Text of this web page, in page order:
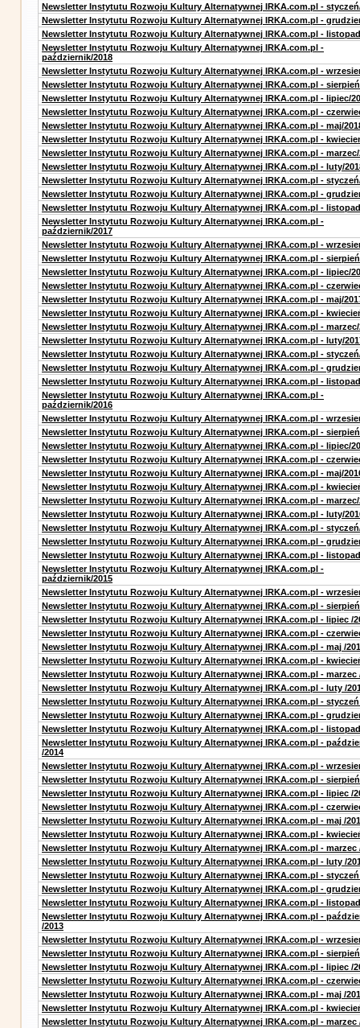
Newsletter Instytutu Rozwoju Kultury Alternatywnej IRKA.com.pl -
Newsletter Instytutu Rozwoju Kultury Alternatywnej IRKA.com.pl -
Newsletter Instytutu Rozwoju Kultury Alternatywnej IRKA.com.pl -
Newsletter Instytutu Rozwoju Kultury Alternatywnej IRKA.com.pl -
październik/2018
Newsletter Instytutu Rozwoju Kultury Alternatywnej IRKA.com.pl -
Newsletter Instytutu Rozwoju Kultury Alternatywnej IRKA.com.pl -
Newsletter Instytutu Rozwoju Kultury Alternatywnej IRKA.com.pl - lipiec/
Newsletter Instytutu Rozwoju Kultury Alternatywnej IRKA.com.pl -
Newsletter Instytutu Rozwoju Kultury Alternatywnej IRKA.com.pl - maj/
Newsletter Instytutu Rozwoju Kultury Alternatywnej IRKA.com.pl -
Newsletter Instytutu Rozwoju Kultury Alternatywnej IRKA.com.pl - marzec/
Newsletter Instytutu Rozwoju Kultury Alternatywnej IRKA.com.pl - luty/
Newsletter Instytutu Rozwoju Kultury Alternatywnej IRKA.com.pl -
Newsletter Instytutu Rozwoju Kultury Alternatywnej IRKA.com.pl -
Newsletter Instytutu Rozwoju Kultury Alternatywnej IRKA.com.pl -
Newsletter Instytutu Rozwoju Kultury Alternatywnej IRKA.com.pl -
październik/2017
Newsletter Instytutu Rozwoju Kultury Alternatywnej IRKA.com.pl -
Newsletter Instytutu Rozwoju Kultury Alternatywnej IRKA.com.pl -
Newsletter Instytutu Rozwoju Kultury Alternatywnej IRKA.com.pl - lipiec/
Newsletter Instytutu Rozwoju Kultury Alternatywnej IRKA.com.pl -
Newsletter Instytutu Rozwoju Kultury Alternatywnej IRKA.com.pl - maj/
Newsletter Instytutu Rozwoju Kultury Alternatywnej IRKA.com.pl -
Newsletter Instytutu Rozwoju Kultury Alternatywnej IRKA.com.pl - marzec/
Newsletter Instytutu Rozwoju Kultury Alternatywnej IRKA.com.pl - luty/
Newsletter Instytutu Rozwoju Kultury Alternatywnej IRKA.com.pl -
Newsletter Instytutu Rozwoju Kultury Alternatywnej IRKA.com.pl -
Newsletter Instytutu Rozwoju Kultury Alternatywnej IRKA.com.pl -
Newsletter Instytutu Rozwoju Kultury Alternatywnej IRKA.com.pl -
październik/2016
Newsletter Instytutu Rozwoju Kultury Alternatywnej IRKA.com.pl -
Newsletter Instytutu Rozwoju Kultury Alternatywnej IRKA.com.pl -
Newsletter Instytutu Rozwoju Kultury Alternatywnej IRKA.com.pl - lipiec/
Newsletter Instytutu Rozwoju Kultury Alternatywnej IRKA.com.pl -
Newsletter Instytutu Rozwoju Kultury Alternatywnej IRKA.com.pl - maj/
Newsletter Instytutu Rozwoju Kultury Alternatywnej IRKA.com.pl -
Newsletter Instytutu Rozwoju Kultury Alternatywnej IRKA.com.pl - marzec/
Newsletter Instytutu Rozwoju Kultury Alternatywnej IRKA.com.pl - luty/
Newsletter Instytutu Rozwoju Kultury Alternatywnej IRKA.com.pl -
Newsletter Instytutu Rozwoju Kultury Alternatywnej IRKA.com.pl -
Newsletter Instytutu Rozwoju Kultury Alternatywnej IRKA.com.pl -
Newsletter Instytutu Rozwoju Kultury Alternatywnej IRKA.com.pl -
październik/2015
Newsletter Instytutu Rozwoju Kultury Alternatywnej IRKA.com.pl -
Newsletter Instytutu Rozwoju Kultury Alternatywnej IRKA.com.pl -
Newsletter Instytutu Rozwoju Kultury Alternatywnej IRKA.com.pl - lipiec /
Newsletter Instytutu Rozwoju Kultury Alternatywnej IRKA.com.pl -
Newsletter Instytutu Rozwoju Kultury Alternatywnej IRKA.com.pl - maj /
Newsletter Instytutu Rozwoju Kultury Alternatywnej IRKA.com.pl -
Newsletter Instytutu Rozwoju Kultury Alternatywnej IRKA.com.pl - marzec
Newsletter Instytutu Rozwoju Kultury Alternatywnej IRKA.com.pl - luty /
Newsletter Instytutu Rozwoju Kultury Alternatywnej IRKA.com.pl - styczeń
Newsletter Instytutu Rozwoju Kultury Alternatywnej IRKA.com.pl -
Newsletter Instytutu Rozwoju Kultury Alternatywnej IRKA.com.pl - listopad
Newsletter Instytutu Rozwoju Kultury Alternatywnej IRKA.com.pl -
/2014
Newsletter Instytutu Rozwoju Kultury Alternatywnej IRKA.com.pl -
Newsletter Instytutu Rozwoju Kultury Alternatywnej IRKA.com.pl - sierpień
Newsletter Instytutu Rozwoju Kultury Alternatywnej IRKA.com.pl - lipiec /
Newsletter Instytutu Rozwoju Kultury Alternatywnej IRKA.com.pl -
Newsletter Instytutu Rozwoju Kultury Alternatywnej IRKA.com.pl - maj /
Newsletter Instytutu Rozwoju Kultury Alternatywnej IRKA.com.pl -
Newsletter Instytutu Rozwoju Kultury Alternatywnej IRKA.com.pl - marzec
Newsletter Instytutu Rozwoju Kultury Alternatywnej IRKA.com.pl - luty /
Newsletter Instytutu Rozwoju Kultury Alternatywnej IRKA.com.pl - styczeń
Newsletter Instytutu Rozwoju Kultury Alternatywnej IRKA.com.pl -
Newsletter Instytutu Rozwoju Kultury Alternatywnej IRKA.com.pl - listopad
Newsletter Instytutu Rozwoju Kultury Alternatywnej IRKA.com.pl -
/2013
Newsletter Instytutu Rozwoju Kultury Alternatywnej IRKA.com.pl -
Newsletter Instytutu Rozwoju Kultury Alternatywnej IRKA.com.pl - sierpień
Newsletter Instytutu Rozwoju Kultury Alternatywnej IRKA.com.pl - lipiec /
Newsletter Instytutu Rozwoju Kultury Alternatywnej IRKA.com.pl -
Newsletter Instytutu Rozwoju Kultury Alternatywnej IRKA.com.pl - maj /
Newsletter Instytutu Rozwoju Kultury Alternatywnej IRKA.com.pl -
Newsletter Instytutu Rozwoju Kultury Alternatywnej IRKA.com.pl - marzec